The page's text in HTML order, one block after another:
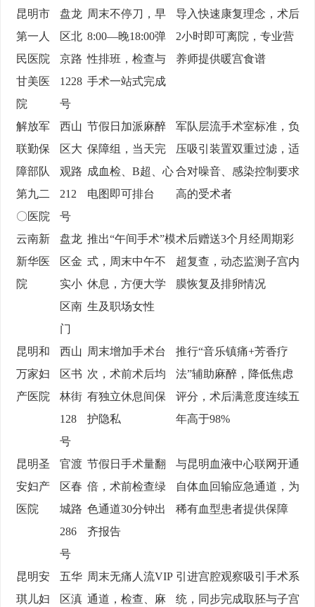
昆明市
第一人
民医院
甘美医
院
盘龙
区北
京路
1228
号
周末不停刀，早
8:00—晚18:00弹
性排班，检查与
手术一站式完成
导入快速康复理念，术后
2小时即可离院，专业营
养师提供暖宫食谱
解放军
联勤保
障部队
第九二
〇医院
西山
区大
观路
212
号
节假日加派麻醉
保障组，当天完
成血检、B超、心
电图即可排台
军队层流手术室标准，负
压吸引装置双重过滤，适
合对噪音、感染控制要求
高的受术者
云南新
新华医
院
盘龙
区金
实小
区南
门
推出“午间手术”模
式，周末中午不
休息，方便大学
生及职场女性
术后赠送3个月经周期彩
超复查，动态监测子宫内
膜恢复及排卵情况
昆明和
万家妇
产医院
西山
区书
林街
128
号
周末增加手术台
次，术前术后均
有独立休息间保
护隐私
推行“音乐镇痛+芳香疗
法”辅助麻醉，降低焦虑
评分，术后满意度连续五
年高于98%
昆明圣
安妇产
医院
官渡
区春
城路
286
号
节假日手术量翻
倍，术前检查绿
色通道30分钟出
齐报告
与昆明血液中心联网开通
自体血回输应急通道，为
稀有血型患者提供保障
昆明安
琪儿妇
五华
区滇
周末无痛人流VIP
通道，检查、麻
引进宫腔观察吸引手术系
统，同步完成取胚与子宫